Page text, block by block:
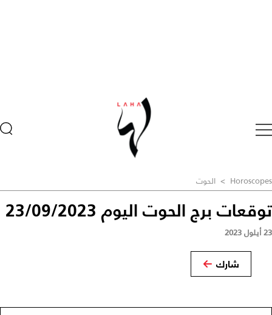
Horoscopes
> الحوت
توقعات برج الحوت اليوم 23/09/2023
23 أيلول 2023
شارك